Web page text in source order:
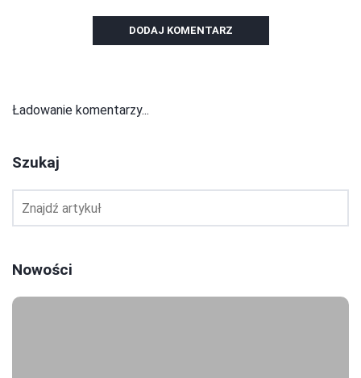
DODAJ KOMENTARZ
Ładowanie komentarzy...
Szukaj
Nowości